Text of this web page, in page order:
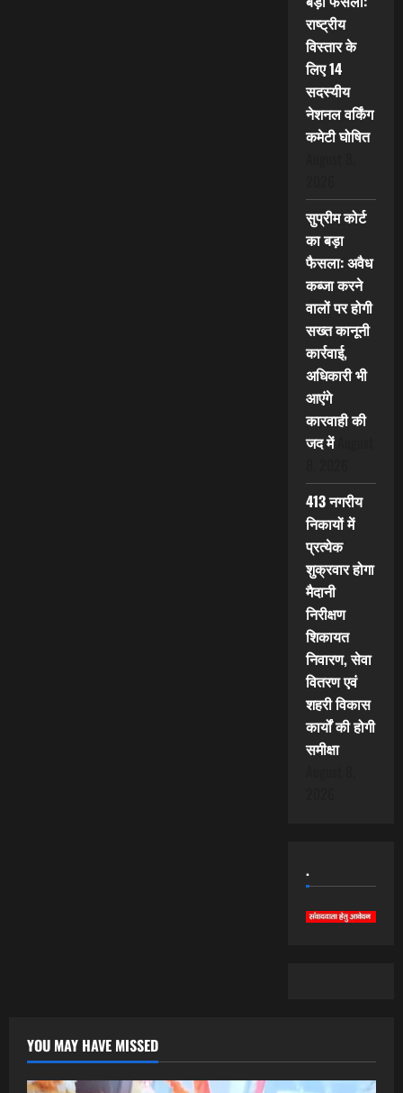
राष्ट्रीय
विस्तार के
लिए 14
सदस्यीय
नेशनल वर्किंग
कमेटी घोषित
सुप्रीम कोर्ट
का बड़ा
फैसला: अवैध
कब्जा करने
वालों पर होगी
सख्त कानूनी
कार्रवाई,
अधिकारी भी
आएंगे
कारवाही की
जद में
413 नगरीय
निकायों में
प्रत्येक
शुक्रवार होगा
मैदानी
निरीक्षण
शिकायत
निवारण, सेवा
वितरण एवं
शहरी विकास
कार्यों की होगी
समीक्षा
.
YOU MAY HAVE MISSED